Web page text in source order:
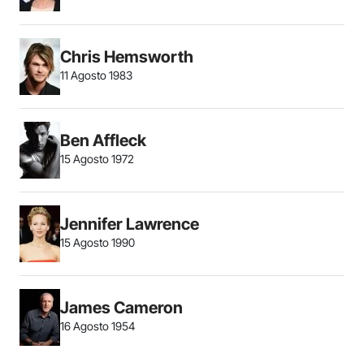
Chris Hemsworth
11 Agosto 1983
Ben Affleck
15 Agosto 1972
Jennifer Lawrence
15 Agosto 1990
James Cameron
16 Agosto 1954